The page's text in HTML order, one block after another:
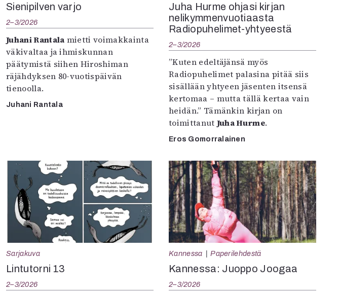
Sienipilven varjo
2–3/2026
Juhani Rantala mietti voimakkainta
väkivaltaa ja ihmiskunnan
päätymistä siihen Hiroshiman
räjähdyksen 80-vuotispäivän
tienoolla.
Juhani Rantala
Juha Hurme ohjasi kirjan
nelikymmenvuotiaasta
Radiopuhelimet-yhtyeestä
2–3/2026
”Kuten edeltäjänsä myös
Radiopuhelimet palasina pitää siis
sisällään yhtyeen jäsenten itsensä
kertomaa – mutta tällä kertaa vain
heidän.” Tämänkin kirjan on
toimittanut Juha Hurme.
Eros Gomorralainen
Sarjakuva
Lintutorni 13
2–3/2026
Kannessa Paperilehdestä
Kannessa: Juoppo Joogaa
2–3/2026